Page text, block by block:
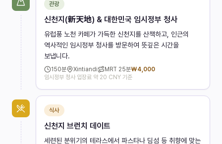
관광
신천지(新天地) & 대한민국 임시정부 청사
유럽풍 노천 카페가 가득한 신천지를 산책하고, 인근의
역사적인 임시정부 청사를 방문하여 뜻깊은 시간을
보냅니다.
150분 Xintiandi MRT 25분₩4,000
임시정부 청사 입장료 약 20 CNY 기준
식사
신천지 브런치 데이트
세련된 분위기의 테라스에서 파스타나 딤섬 등 취향에 맞는